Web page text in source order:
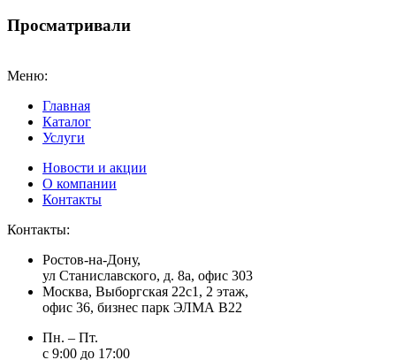
Просматривали
Меню:
Главная
Каталог
Услуги
Новости и акции
О компании
Контакты
Контакты:
Ростов-на-Дону,
ул Станиславского, д. 8а, офис 303
Москва, Выборгская 22с1, 2 этаж,
офис 36, бизнес парк ЭЛМА В22
Пн. – Пт.
с 9:00 до 17:00